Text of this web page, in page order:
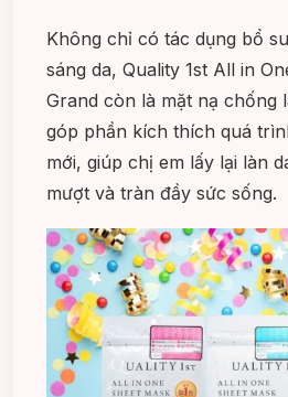
Không chỉ có tác dụng bổ
sáng da, Quality 1st All in
Grand còn là mặt nạ chống
góp phần kích thích quá
mới, giúp chị em lấy lại làn
mượt và tràn đầy sức sống.